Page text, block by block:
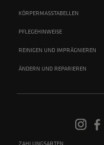
KÖRPERMASSTABELLEN
PFLEGEHINWEISE
REINIGEN UND IMPRÄGNIEREN
ÄNDERN UND REPARIEREN
ZAHLUNGSARTEN